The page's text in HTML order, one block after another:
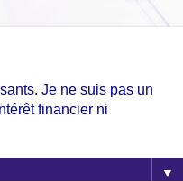
Je ne suis pas un
financier ni
▼